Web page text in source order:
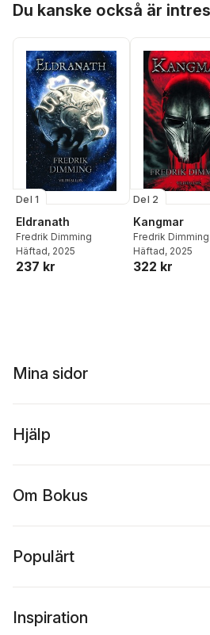
Du kanske också är
Del 1
Eldranath
Fredrik Dimming
Häftad, 2025
237 kr
Del 2
Kangmar
Fredrik Dimming
Häftad, 2025
322 kr
Mina sidor
Hjälp
Om Bokus
Populärt
Inspiration